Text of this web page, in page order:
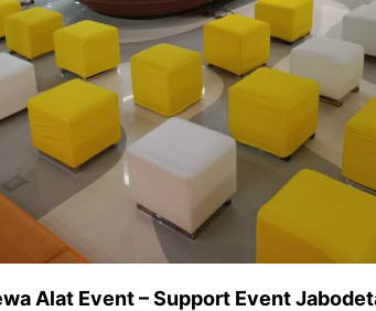
Alat Event – Support Event